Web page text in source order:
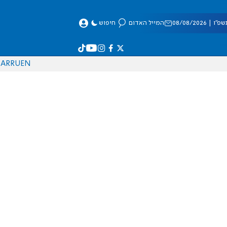
08/2026 המייל האדום חיפוש
EN
RU
AR